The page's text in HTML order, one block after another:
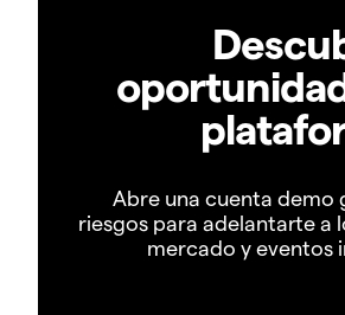
Abre una cuenta demo
riesgos para adelantarte a
mercado y eventos